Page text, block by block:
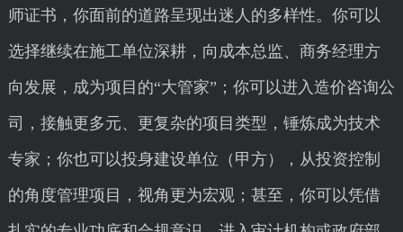
师证书，你面前的道路呈现出迷人的多样性。你可以
选择继续在施工单位深耕，向成本总监、商务经理方
向发展，成为项目的“大管家”；你可以进入造价咨询公
司，接触更多元、更复杂的项目类型，锤炼成为技术
专家；你也可以投身建设单位（甲方），从投资控制
的角度管理项目，视角更为宏观；甚至，你可以凭借